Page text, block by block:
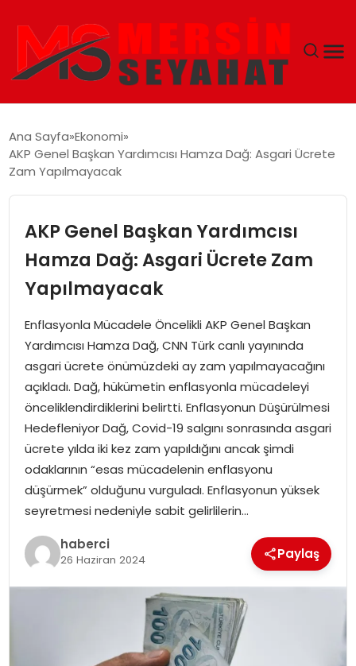
EKONOMI
GÜNCEL
Ana Sayfa Ekonomi
AKP Genel Başkan Yardımcısı Hamza Dağ: Asgari Ücrete
Zam Yapılmayacak
AKP Genel Başkan Yardımcısı
Hamza Dağ: Asgari Ücrete Zam
Yapılmayacak
Enflasyonla Mücadele Öncelikli AKP Genel Başkan
Yardımcısı Hamza Dağ, CNN Türk canlı yayınında
asgari ücrete önümüzdeki ay zam yapılmayacağını
açıkladı. Dağ, hükümetin enflasyonla mücadeleyi
önceliklendirdiklerini belirtti. Enflasyonun Düşürülmesi
Hedefleniyor Dağ, Covid-19 salgını sonrasında asgari
ücrete yılda iki kez zam yapıldığını ancak şimdi
odaklarının “esas mücadelenin enflasyonu
düşürmek” olduğunu vurguladı. Enflasyonun yüksek
seyretmesi nedeniyle sabit gelirlilerin…
haberci
26 Haziran 2024 Paylaş